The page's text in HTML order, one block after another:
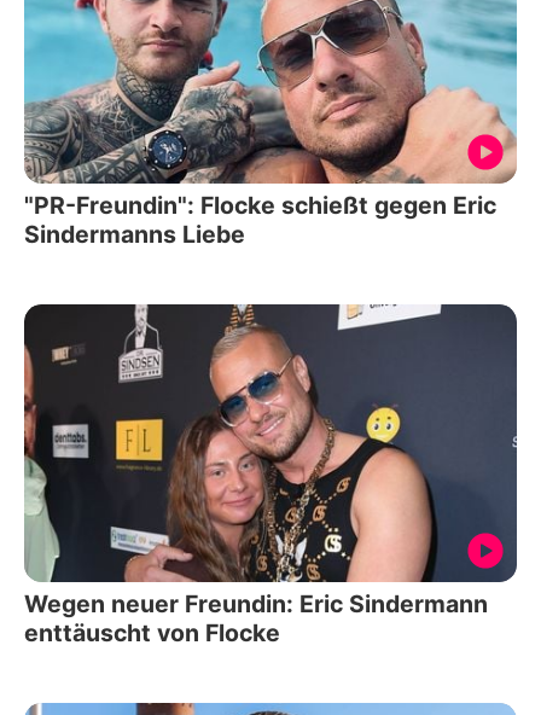
"PR-Freundin": Flocke schießt gegen Eric
Sindermanns Liebe
Wegen neuer Freundin: Eric Sindermann
enttäuscht von Flocke